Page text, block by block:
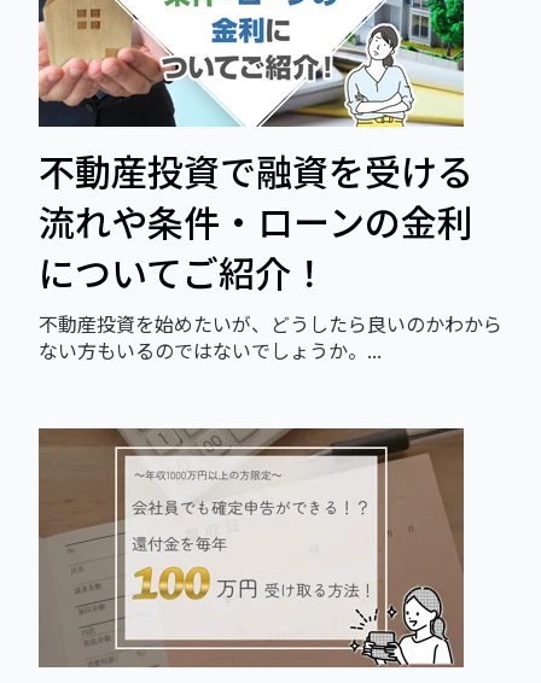
不動産投資で融資を受ける
流れや条件・ローンの金利
についてご紹介！
不動産投資を始めたいが、どうしたら良いのかわから
ない方もいるのではないでしょうか。...